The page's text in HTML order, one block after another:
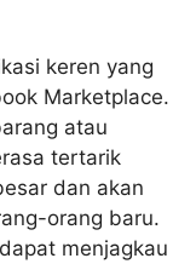
keren yang
Marketplace.
atau
tertarik
dan akan
orang baru.
menjagkau